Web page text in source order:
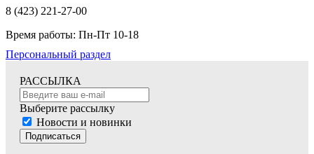
8 (423) 221-27-00
Время работы: Пн-Пт 10-18
Персональный раздел
РАССЫЛКА
Выберите рассылку
Новости и новинки
Подписаться